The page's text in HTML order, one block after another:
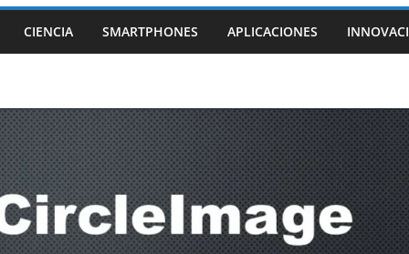
una app
una
CIENCIA SMARTPHONES APLICACIONES